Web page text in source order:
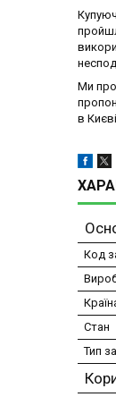
Ми
в
Код
Стан
Тип